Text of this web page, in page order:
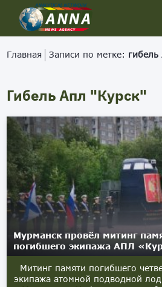
Главная Записи по метке:
Гибель Апл "Курск"
Мурманск провёл митинг
погибшего экипажа АПЛ
Митинг памяти погибшего
экипажа атомной подводной